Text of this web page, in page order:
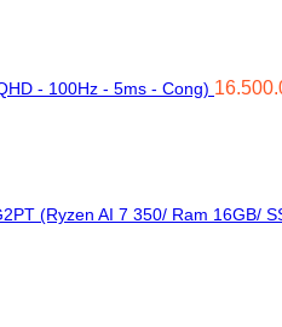
- 100Hz - 5ms - Cong)
(Ryzen AI 7 350/ Ram 16GB/